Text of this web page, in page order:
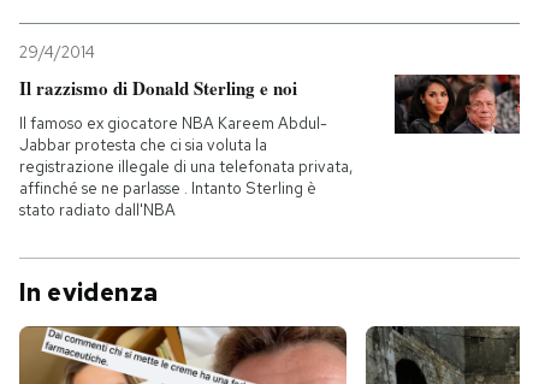
29/4/2014
Il razzismo di Donald Sterling e noi
Il famoso ex giocatore NBA Kareem Abdul-
Jabbar protesta che ci sia voluta la
registrazione illegale di una telefonata privata,
affinché se ne parlasse . Intanto Sterling è
stato radiato dall'NBA
In evidenza